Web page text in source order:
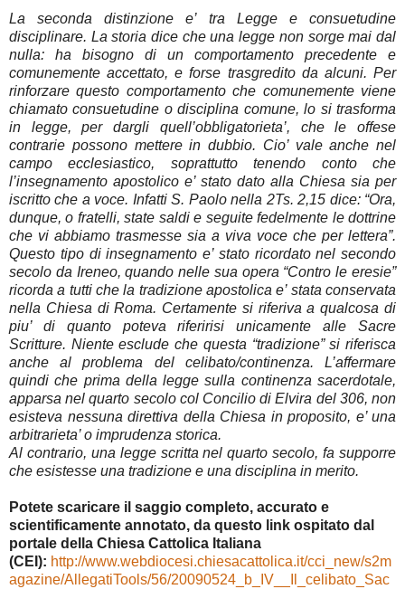
La seconda distinzione e’ tra Legge e consuetudine
disciplinare. La storia dice che una legge non sorge mai dal
nulla: ha bisogno di un comportamento precedente e
comunemente accettato, e forse trasgredito da alcuni. Per
rinforzare questo comportamento che comunemente viene
chiamato consuetudine o disciplina comune, lo si trasforma
in legge, per dargli quell’obbligatorieta’, che le offese
contrarie possono mettere in dubbio. Cio’ vale anche nel
campo ecclesiastico, soprattutto tenendo conto che
l’insegnamento apostolico e’ stato dato alla Chiesa sia per
iscritto che a voce. Infatti S. Paolo nella 2Ts. 2,15 dice: “Ora,
dunque, o fratelli, state saldi e seguite fedelmente le dottrine
che vi abbiamo trasmesse sia a viva voce che per lettera”.
Questo tipo di insegnamento e’ stato ricordato nel secondo
secolo da Ireneo, quando nelle sua opera “Contro le eresie”
ricorda a tutti che la tradizione apostolica e’ stata conservata
nella Chiesa di Roma. Certamente si riferiva a qualcosa di
piu’ di quanto poteva riferirisi unicamente alle Sacre
Scritture. Niente esclude che questa “tradizione” si riferisca
anche al problema del celibato/continenza. L’affermare
quindi che prima della legge sulla continenza sacerdotale,
apparsa nel quarto secolo col Concilio di Elvira del 306, non
esisteva nessuna direttiva della Chiesa in proposito, e’ una
arbitrarieta’ o imprudenza storica.
Al contrario, una legge scritta nel quarto secolo, fa supporre
che esistesse una tradizione e una disciplina in merito.
Potete scaricare il saggio completo, accurato e
scientificamente annotato, da questo link ospitato dal
portale della Chiesa Cattolica Italiana
(CEI): http://www.webdiocesi.chiesacattolica.it/cci_new/s2m
agazine/AllegatiTools/56/20090524_b_IV__Il_celibato_Sac